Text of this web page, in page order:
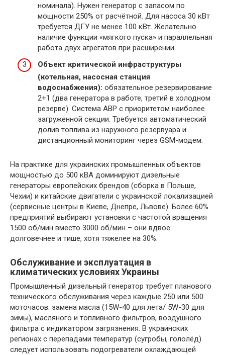
номинала). Нужен генератор с запасом по
мощности 250% от расчётной. Для насоса 30 кВт
требуется ДГУ не менее 100 кВт. Желательно
наличие функции «мягкого пуска» и параллельная
работа двух агрегатов при расширении.
Объект критической инфраструктуры
(котельная, насосная станция
водоснабжения): обязательное резервирование
2+1 (два генератора в работе, третий в холодном
резерве). Система АВР с приоритетом наиболее
загруженной секции. Требуется автоматический
долив топлива из наружного резервуара и
дистанционный мониторинг через GSM-модем.
На практике для украинских промышленных объектов
мощностью до 500 кВА доминируют дизельные
генераторы европейских брендов (сборка в Польше,
Чехии) и китайские двигатели с украинской локализацией
(сервисные центры в Киеве, Днепре, Львове). Более 60%
предприятий выбирают установки с частотой вращения
1500 об/мин вместо 3000 об/мин – они вдвое
долговечнее и тише, хотя тяжелее на 30%.
Обслуживание и эксплуатация в
климатических условиях Украины
Промышленный дизельный генератор требует планового
технического обслуживания через каждые 250 или 500
моточасов: замена масла (15W-40 для лета/ 5W-30 для
зимы), масляного и топливного фильтров, воздушного
фильтра с индикатором загрязнения. В украинских
регионах с перепадами температур (сугробы, гололёд)
следует использовать подогреватели охлаждающей